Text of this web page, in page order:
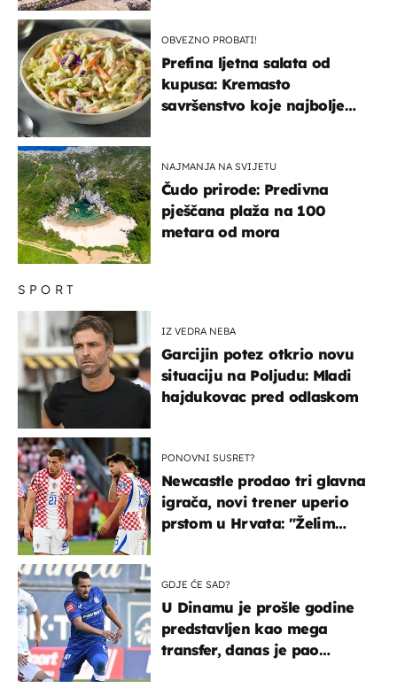
SPORT
IZ VEDRA NEBA
Garcijin potez otkrio novu
situaciju na Poljudu: Mladi
hajdukovac pred odlaskom
PONOVNI SUSRET?
Newcastle prodao tri glavna
igrača, novi trener uperio
prstom u Hrvata: "Želim
GDJE ĆE SAD?
U Dinamu je prošle godine
predstavljen kao mega
transfer, danas je pao
OBVEZNO PROBATI!
Prefina ljetna salata od
kupusa: Kremasto
savršenstvo koje najbolje
NAJMANJA NA SVIJETU
Čudo prirode: Predivna
pješčana plaža na 100
metara od mora